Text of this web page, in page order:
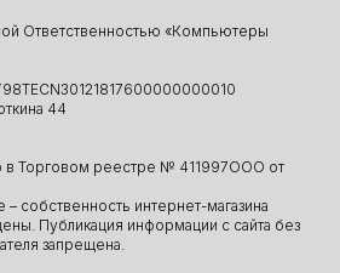
Ответственностью «Компьютеры
44
в Торговом реестре № 411997ООО от
собственность интернет-магазина
Публикация информации с сайта без
запрещена.